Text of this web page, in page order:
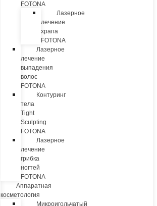
FOTONA
Лазерное
лечение
храпа
FOTONA
Лазерное
лечение
выпадения
волос
FOTONA
Контуринг
тела
Tight
Sculpting
FOTONA
Лазерное
лечение
грибка
ногтей
FOTONA
Аппаратная
косметология
Микроигольчатый